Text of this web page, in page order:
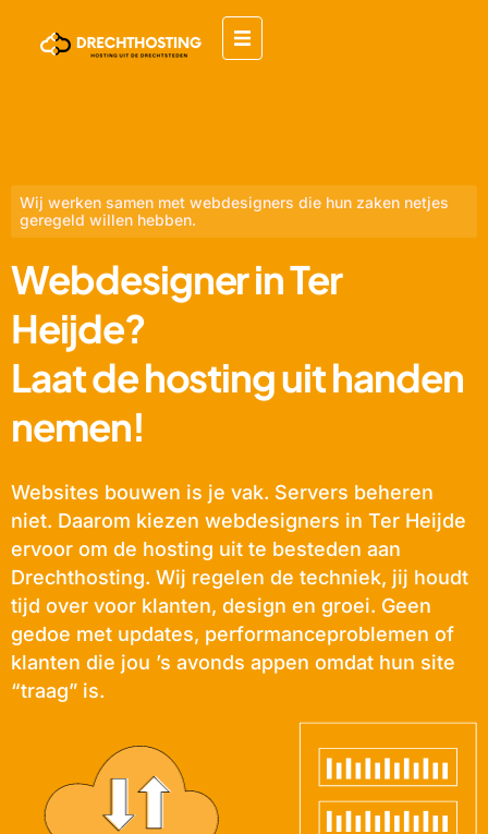
Wij werken samen met webdesigners die hun zaken netjes
geregeld willen hebben.
Webdesigner in Ter
Heijde?
Laat de hosting uit handen
nemen!
Websites bouwen is je vak. Servers beheren
niet. Daarom kiezen webdesigners in Ter Heijde
ervoor om de hosting uit te besteden aan
Drechthosting. Wij regelen de techniek, jij houdt
tijd over voor klanten, design en groei. Geen
gedoe met updates, performanceproblemen of
klanten die jou ’s avonds appen omdat hun site
“traag” is.